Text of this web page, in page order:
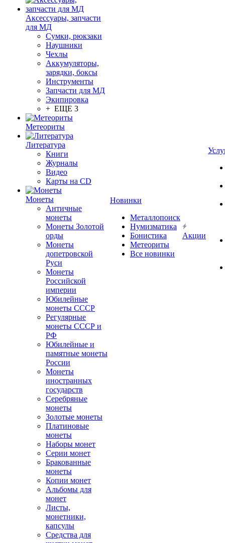
Аксессуары, запчасти
для МД
Сумки, рюкзаки
Наушники
Чехлы
Аккумуляторы,
зарядки, боксы
Инструменты
Запчасти для МД
Экипировка
+ ЕЩЕ 3
Метеориты
Литература
Книги
Журналы
Видео
Карты на CD
Монеты
Античные
монеты
Монеты Золотой
орды
Монеты
допетровской
Руси
Монеты
Российской
империи
Юбилейные
монеты СССР
Регулярные
монеты СССР и
РФ
Юбилейные и
памятные монеты
России
Монеты
иностранных
государств
Серебряные
монеты
Золотые монеты
Платиновые
монеты
Наборы монет
Серии монет
Бракованные
монеты
Копии монет
Альбомы для
монет
Листы,
монетники,
капсулы
Средства для
Новинки
Металлопоиск
Нумизматика
Бонистика
Метеориты
Все новинки
Акции